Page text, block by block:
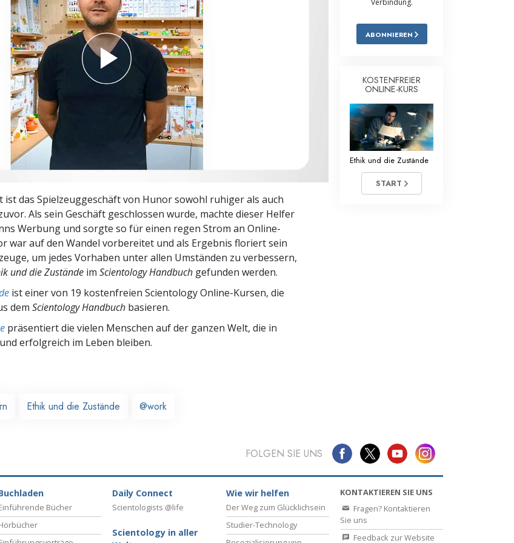
Größe?
Antworten auf das Drogenproblem
Ethik und die Zustände
Die Ursache von Unterdrückung
Grundlagen des Organisierens
Die Grundlagen von Public Relations
ist das Spielzeuggeschäft von Hunor sowohl ruhiger als auch
Als sein Geschäft geschlossen wurde, machte dieser Helfer
Werbung und sorgte so für einen regen Strom an Online-
war auf den Wandel vorbereitet und als Ergebnis floriert sein
um jedes Vorhaben unter allen Umständen zu verbessern,
und die Zustände im Scientology Handbuch gefunden werden.
ist einer von 19 kostenfreien Scientology Online-Kursen, die
dem Scientology Handbuch basieren.
präsentiert die vielen Menschen auf der ganzen Welt, die in
erfolgreich im Leben bleiben.
Ethik und die Zustände @work
Verbindung.
ABONNIEREN
KOSTENFREIER
ONLINE-KURS
Ethik und die Zustände
START
FOLGEN SIE UNS
Bücher
Daily Connect
Scientologists @life
Scientology in aller
Wie wir helfen
Der Weg zum Glücklichsein
Studier-Technology
KONTAKTIEREN SIE UNS
Fragen? Kontaktieren
Sie uns
Feedback zur Website